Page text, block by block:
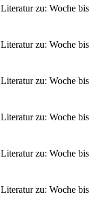
Literatur zu: Woche
Literatur zu: Woche
Literatur zu: Woche
Literatur zu: Woche
Literatur zu: Woche
Literatur zu: Woche